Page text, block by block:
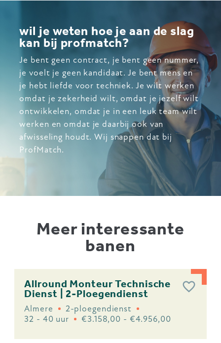
wil je weten hoe je aan de slag
kan bij profmatch?
Je bent geen contract, je bent geen nummer,
je voelt je geen kandidaat. Je bent mens en
je hebt liefde voor techniek. Je wilt werken
omdat je zekerheid wilt, omdat je jezelf wilt
ontwikkelen, omdat je in een leuk team wilt
werken en omdat je daarbij ook van
afwisseling houdt. Wij snappen dat bij
ProfMatch.
Meer interessante
banen
Allround Monteur Technische
Dienst | 2-Ploegendienst
Almere
2-ploegendienst
32 - 40 uur
€3.158,00 - €4.956,00